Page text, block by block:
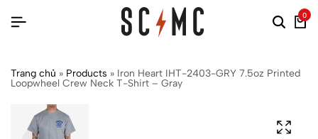
0
Trang chủ » Products » Iron Heart IHT-2403-GRY 7.5oz Printed
Loopwheel Crew Neck T-Shirt – Gray